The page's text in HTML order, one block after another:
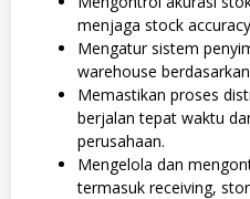
menjaga stock
Mengatur sistem
warehouse
Memastikan proses
berjalan tepat waktu
perusahaan.
Mengelola dan
termasuk receiving,